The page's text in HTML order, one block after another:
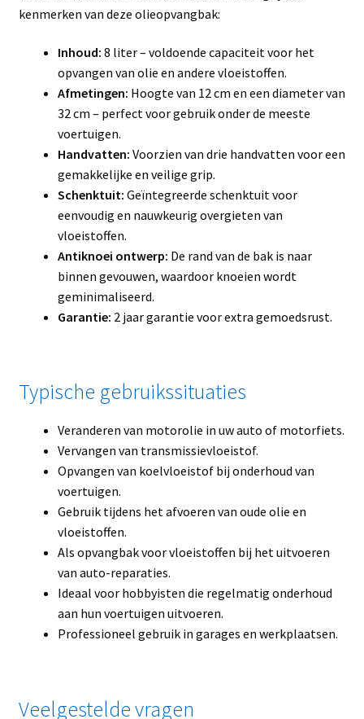
kenmerken van deze olieopvangbak:
Inhoud: 8 liter – voldoende capaciteit voor het
opvangen van olie en andere vloeistoffen.
Afmetingen: Hoogte van 12 cm en een diameter van
32 cm – perfect voor gebruik onder de meeste
voertuigen.
Handvatten: Voorzien van drie handvatten voor een
gemakkelijke en veilige grip.
Schenktuit: Geïntegreerde schenktuit voor
eenvoudig en nauwkeurig overgieten van
vloeistoffen.
Antiknoei ontwerp: De rand van de bak is naar
binnen gevouwen, waardoor knoeien wordt
geminimaliseerd.
Garantie: 2 jaar garantie voor extra gemoedsrust.
Typische gebruikssituaties
Veranderen van motorolie in uw auto of motorfiets.
Vervangen van transmissievloeistof.
Opvangen van koelvloeistof bij onderhoud van
voertuigen.
Gebruik tijdens het afvoeren van oude olie en
vloeistoffen.
Als opvangbak voor vloeistoffen bij het uitvoeren
van auto-reparaties.
Ideaal voor hobbyisten die regelmatig onderhoud
aan hun voertuigen uitvoeren.
Professioneel gebruik in garages en werkplaatsen.
Veelgestelde vragen